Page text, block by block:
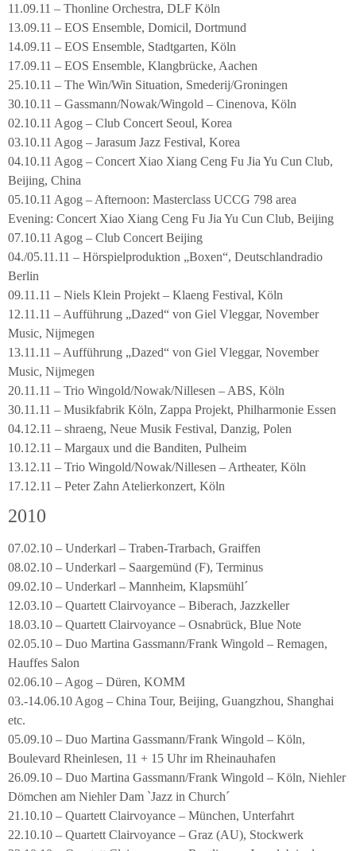
11.09.11 – Thonline Orchestra, DLF Köln
13.09.11 – EOS Ensemble, Domicil, Dortmund
14.09.11 – EOS Ensemble, Stadtgarten, Köln
17.09.11 – EOS Ensemble, Klangbrücke, Aachen
25.10.11 – The Win/Win Situation, Smederij/Groningen
30.10.11 – Gassmann/Nowak/Wingold – Cinenova, Köln
02.10.11 Agog – Club Concert Seoul, Korea
03.10.11 Agog – Jarasum Jazz Festival, Korea
04.10.11 Agog – Concert Xiao Xiang Ceng Fu Jia Yu Cun Club,
Beijing, China
05.10.11 Agog – Afternoon: Masterclass UCCG 798 area
Evening: Concert Xiao Xiang Ceng Fu Jia Yu Cun Club, Beijing
07.10.11 Agog – Club Concert Beijing
04./05.11.11 – Hörspielproduktion „Boxen“, Deutschlandradio
Berlin
09.11.11 – Niels Klein Projekt – Klaeng Festival, Köln
12.11.11 – Aufführung „Dazed“ von Giel Vleggar, November
Music, Nijmegen
13.11.11 – Aufführung „Dazed“ von Giel Vleggar, November
Music, Nijmegen
20.11.11 – Trio Wingold/Nowak/Nillesen – ABS, Köln
30.11.11 – Musikfabrik Köln, Zappa Projekt, Philharmonie Essen
04.12.11 – shraeng, Neue Musik Festival, Danzig, Polen
10.12.11 – Margaux und die Banditen, Pulheim
13.12.11 – Trio Wingold/Nowak/Nillesen – Artheater, Köln
17.12.11 – Peter Zahn Atelierkonzert, Köln
2010
07.02.10 – Underkarl – Traben-Trarbach, Graiffen
08.02.10 – Underkarl – Saargemünd (F), Terminus
09.02.10 – Underkarl – Mannheim, Klapsmühl´
12.03.10 – Quartett Clairvoyance – Biberach, Jazzkeller
18.03.10 – Quartett Clairvoyance – Osnabrück, Blue Note
02.05.10 – Duo Martina Gassmann/Frank Wingold – Remagen,
Hauffes Salon
02.06.10 – Agog – Düren, KOMM
03.-14.06.10 Agog – China Tour, Beijing, Guangzhou, Shanghai
etc.
05.09.10 – Duo Martina Gassmann/Frank Wingold – Köln,
Boulevard Rheinlesen, 11 + 15 Uhr im Rheinauhafen
26.09.10 – Duo Martina Gassmann/Frank Wingold – Köln, Niehler
Dömchen am Niehler Dam `Jazz in Church´
21.10.10 – Quartett Clairvoyance – München, Unterfahrt
22.10.10 – Quartett Clairvoyance – Graz (AU), Stockwerk